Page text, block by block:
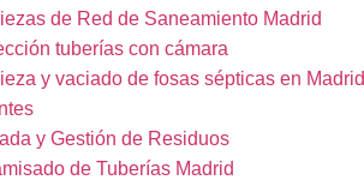
de Red de Saneamiento Madrid
tuberías con cámara
y vaciado de fosas sépticas en Madrid
y Gestión de Residuos
de Tuberías Madrid